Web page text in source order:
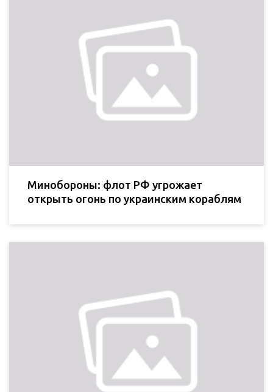
Минобороны: флот РФ угрожает
открыть огонь по украинским кораблям